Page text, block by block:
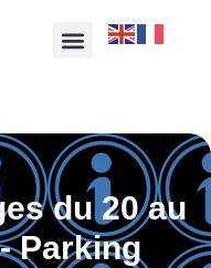
du 20 au
Parking